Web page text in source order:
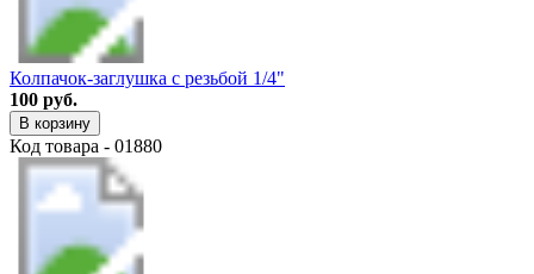
Колпачок-заглушка с резьбой 1/4"
100 руб.
В корзину
Код товара - 01880